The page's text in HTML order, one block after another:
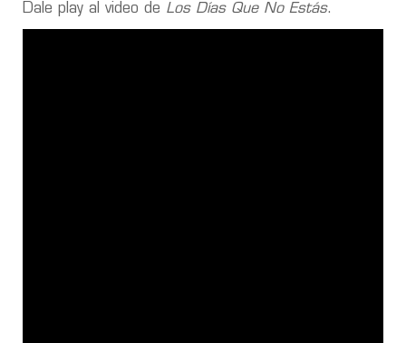
Dale play al video de Los Días Que No Estás.